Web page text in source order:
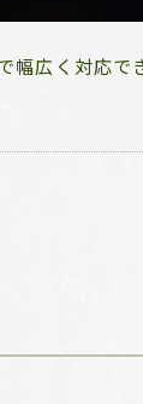
広く対応で